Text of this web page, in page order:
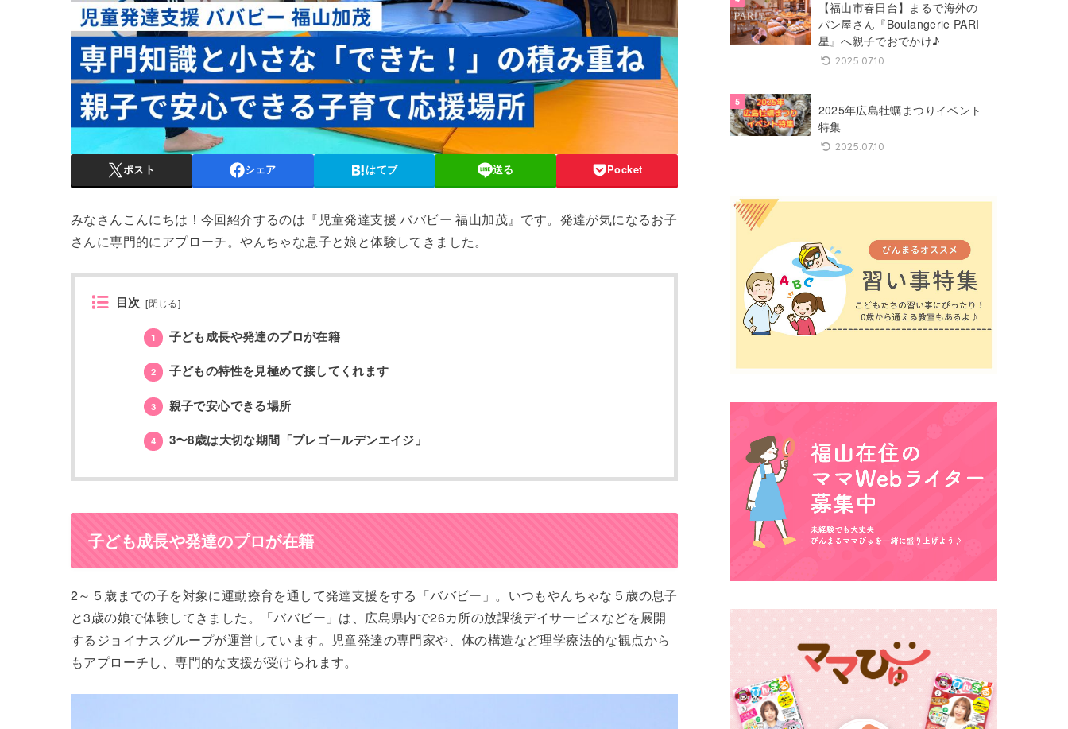
ポスト シェア はてブ 送る Pocket
みなさんこんにちは！今回紹介するのは『児童発達支援 ババビー 福山加茂』です。発達が気になるお子
さんに専門的にアプローチ。やんちゃな息子と娘と体験してきました。
目次 [閉じる]
1 子ども成長や発達のプロが在籍
2 子どもの特性を見極めて接してくれます
3 親子で安心できる場所
4 3〜8歳は大切な期間「プレゴールデンエイジ」
子ども成長や発達のプロが在籍
2～５歳までの子を対象に運動療育を通して発達支援をする「ババビー」。いつもやんちゃな５歳の息子
と3歳の娘で体験してきました。「ババビー」は、広島県内で26カ所の放課後デイサービスなどを展開
するジョイナスグループが運営しています。児童発達の専門家や、体の構造など理学療法的な観点から
もアプローチし、専門的な支援が受けられます。
【福山市春日台】まるで海外の
パン屋さん『Boulangerie PARI
星』へ親子でおでかけ♪
2025.07.10
2025年広島牡蠣まつりイベント
特集
2025.07.10